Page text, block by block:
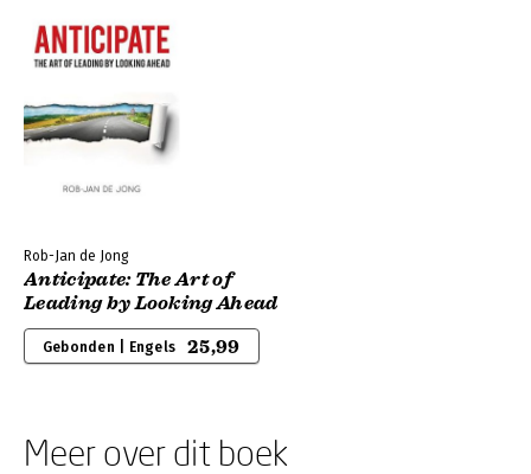
Rob-Jan de Jong
Anticipate: The Art of
Leading by Looking Ahead
Gebonden | Engels 25,99
Meer over dit boek